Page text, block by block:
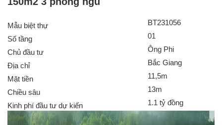
Mẫu biệt thự
BT231056
Số tầng
01
Chủ đầu tư
Ông Phi
Địa chỉ
Bắc Giang
Mặt tiền
11,5m
Chiều sâu
13m
Kinh phí đầu tư dự kiến
1.1 tỷ đồng